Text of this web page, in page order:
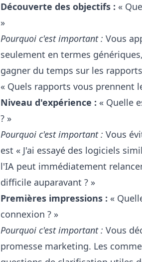
Découverte des objectifs : «
»
Pourquoi c'est important : Vous
seulement en termes
gagner du temps sur les
« Quels rapports vous prennent
Niveau d'expérience : « Quelle
? »
Pourquoi c'est important : Vous
est « J'ai essayé des logiciels
l'IA peut immédiatement
difficile auparavant ? »
Premières impressions : «
connexion ? »
Pourquoi c'est important : Vous
promesse marketing. Les